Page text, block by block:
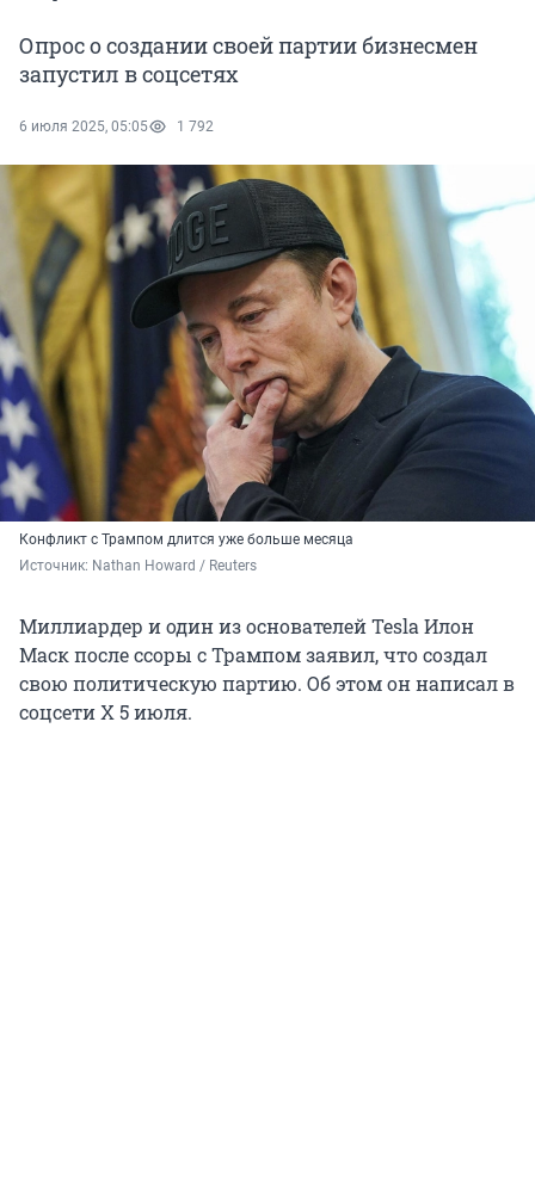
Опрос о создании своей партии бизнесмен
запустил в соцсетях
6 июля 2025, 05:05 1 792
Конфликт с Трампом длится уже больше месяца
Источник: Nathan Howard / Reuters
Миллиардер и один из основателей Tesla Илон
Маск после ссоры с Трампом заявил, что создал
свою политическую партию. Об этом он написал в
соцсети X 5 июля.